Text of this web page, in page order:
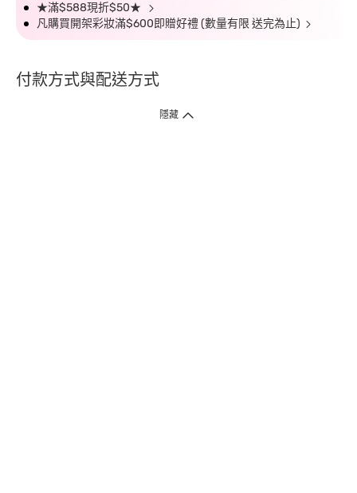
★滿$588現折$50★
凡購買開架彩妝滿$600即贈好禮 (數量有限 送完為止)
付款方式與配送方式
隱藏